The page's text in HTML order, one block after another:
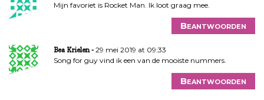
Mijn favoriet is Rocket Man. Ik loot graag mee.
Beantwoorden
Bea Krielen
29 mei 2019 at 09:33
Song for guy vind ik een van de mooiste nummers.
Beantwoorden